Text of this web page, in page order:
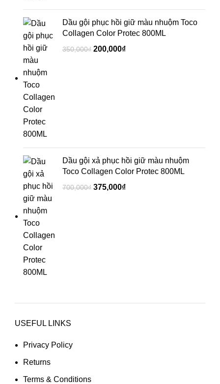
Dầu gội phục hồi giữ màu nhuộm Toco
Collagen Color Protec 800ML
350,000₫ 200,000₫
Dầu gội xả phục hồi giữ màu nhuộm
Toco Collagen Color Protec 800ML
700,000₫ 375,000₫
USEFUL LINKS
Privacy Policy
Returns
Terms & Conditions